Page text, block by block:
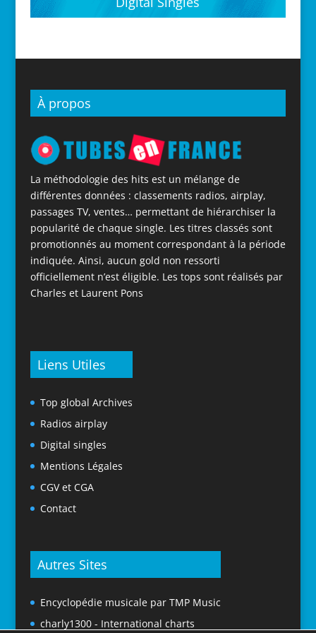
À propos
La méthodologie des hits est un mélange de
différentes données : classements radios, airplay,
passages TV, ventes… permettant de hiérarchiser la
popularité de chaque single. Les titres classés sont
promotionnés au moment correspondant à la période
indiquée. Ainsi, aucun gold non ressorti
officiellement n’est éligible. Les tops sont réalisés par
Charles et Laurent Pons
Liens Utiles
Top global Archives
Radios airplay
Digital singles
Mentions Légales
CGV et CGA
Contact
Autres Sites
Encyclopédie musicale par TMP Music
charly1300 - International charts